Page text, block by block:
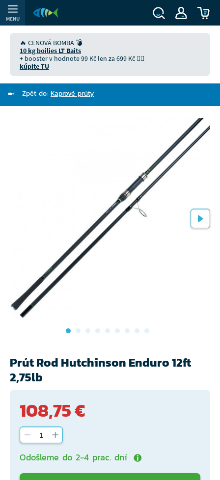
MENU
🔥 CENOVÁ BOMBA 💣
10 kg boilies LT Baits
+ booster v hodnote 99 Kč len za 699 Kč 👉🏻
kúpite TU
Zpět do: Kaprové prúty
Prút Rod Hutchinson Enduro 12ft
2,75lb
108,75 €
Odošleme do 2-4 prac. dní